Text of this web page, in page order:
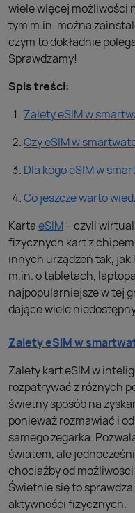
wiele więcej możliwości
tym m.in. można
czym to dokładnie
Sprawdzamy!
Spis treści:
Zalety eSIM w
Czy eSIM w
Dla kogo eSIM w
Co jeszcze warto
KartaeSIM– czyli
fizycznych kart z
innych urządzeń tak,
m.in. o tabletach,
najpopularniejsze w tej
dające wiele
Zalety eSIM w
Zalety kart eSIM w
rozpatrywać z różnych
świetny sposób na
ponieważ rozmawiać i
samego zegarka.
światem, ale
chociażby od
Świetnie się to
aktywności fizycznych.